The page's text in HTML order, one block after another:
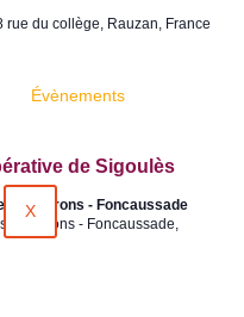
Partenaires
Évènements
X
n
a
q
é
rue du collège, Rauzan, France
de Sigoulès
vignerons - Foncaussade
vignerons - Foncaussade,